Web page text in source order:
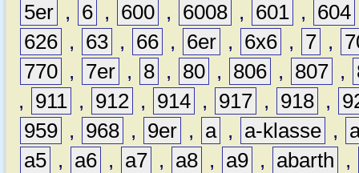
5er , 6 , 600 , 6008 , 601 , 604
626 , 63 , 66 , 6er , 6x6 , 7 ,
770 , 7er , 8 , 80 , 806 , 807 ,
,
911 , 912 , 914 , 917 , 918 ,
959 , 968 , 9er , a , a-klasse ,
a5 , a6 , a7 , a8 , a9 , abarth
,